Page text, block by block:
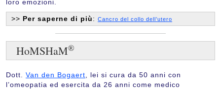
loro emozioni.
>> Per saperne di più: Cancro del collo dell’utero
HoMSHaM®
Dott. Van den Bogaert , lei si cura da 50 anni con
l’omeopatia ed esercita da 26 anni come medico